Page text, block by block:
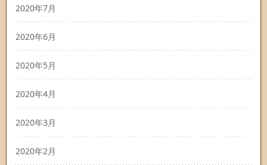
2020年7月
2020年6月
2020年5月
2020年4月
2020年3月
2020年2月